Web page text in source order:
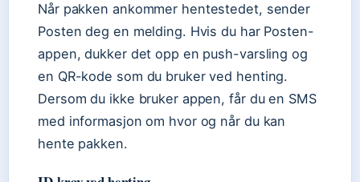
Når pakken ankommer hentestedet, sender
Posten deg en melding. Hvis du har Posten-
appen, dukker det opp en push-varsling og
en QR-kode som du bruker ved henting.
Dersom du ikke bruker appen, får du en SMS
med informasjon om hvor og når du kan
hente pakken.